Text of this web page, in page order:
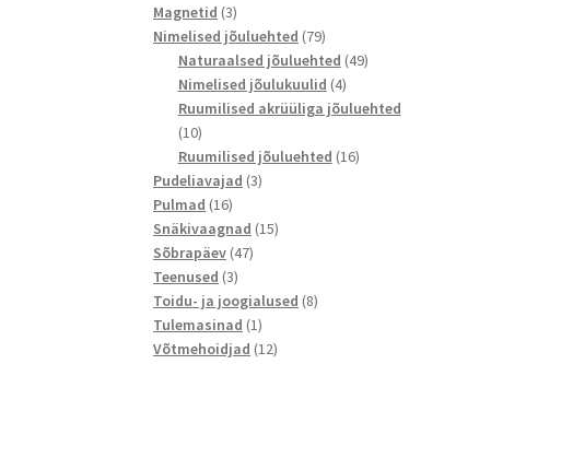
Magnetid 33
toodet
Nimelised jõuluehted 7979
toodet
Naturaalsed jõuluehted 4949
Nimelised jõulukuulid 44
toodet
Ruumilised akrüüliga jõuluehted
1010
toodet
Ruumilised jõuluehted 1616
Pudeliavajad 33
Pulmad 1616
toodet
Snäkivaagnad 1515
Sõbrapäev 4747
Teenused 33
toodet
Toidu- ja joogialused 88
Tulemasinad 11
toode
Võtmehoidjad 1212